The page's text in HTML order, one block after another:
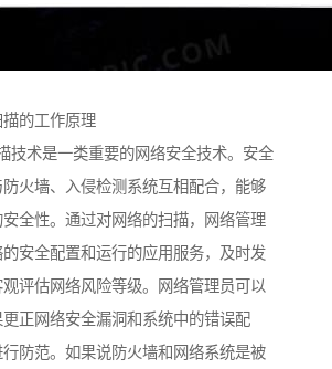
的工作原理
技术是一类重要的网络安全技术。安全
火墙、入侵检测系统互相配合，能够
全性。通过对网络的扫描，网络管理
安全配置和运行的应用服务，及时发
评估网络风险等级。网络管理员可以
正网络安全漏洞和系统中的错误配
防范。如果说防火墙和网络系统是被